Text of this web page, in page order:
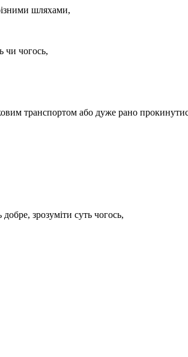
шляхами,
чи чогось,
транспортом або дуже рано
зрозуміти суть чогось,